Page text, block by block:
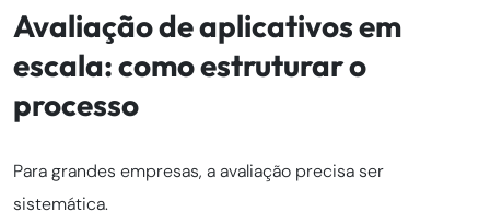
Avaliação de aplicativos em
escala: como estruturar o
processo
Para grandes empresas, a avaliação precisa ser
sistemática.